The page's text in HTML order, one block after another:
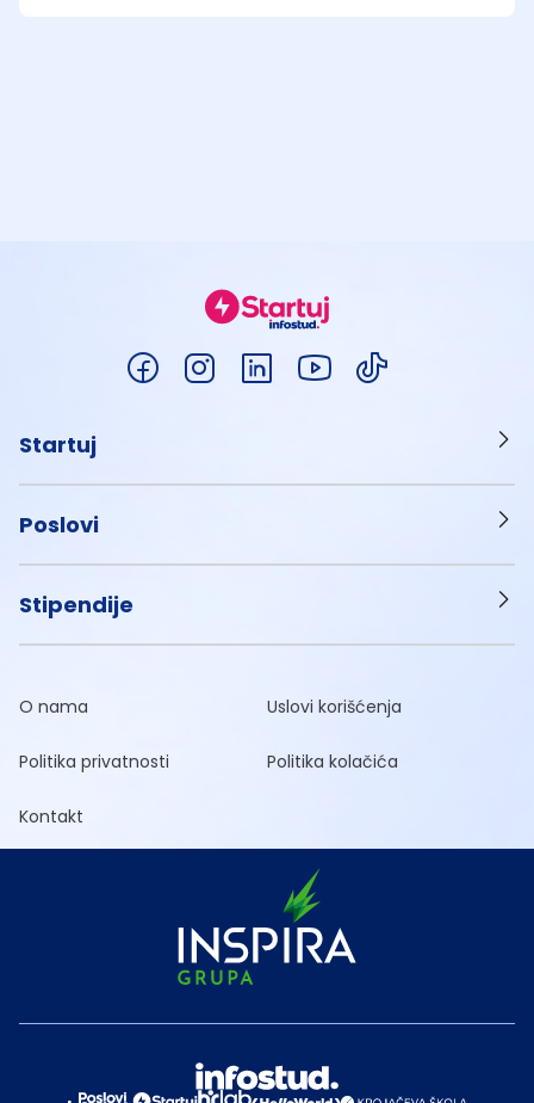
Startuj
Poslovi
Stipendije
O nama Uslovi korišćenja
Politika privatnosti Politika kolačića
Kontakt